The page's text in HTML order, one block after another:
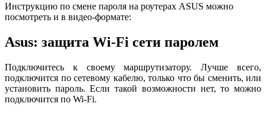
Инструкцию по смене пароля на роутерах ASUS можно
посмотреть и в видео-формате:
Asus: защита Wi-Fi сети паролем
Подключитесь к своему маршрутизатору. Лучше всего,
подключится по сетевому кабелю, только что бы сменить, или
установить пароль. Если такой возможности нет, то можно
подключится по Wi-Fi.